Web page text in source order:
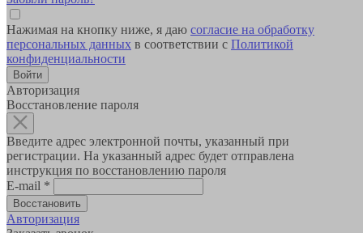
Нажимая на кнопку ниже, я даю согласие на обработку
персональных данных в соответствии с Политикой
конфиденциальности
Авторизация
Восстановление пароля
Введите адрес электронной почты, указанный при
регистрации. На указанный адрес будет отправлена
инструкция по восстановлению пароля
E-mail *
Авторизация